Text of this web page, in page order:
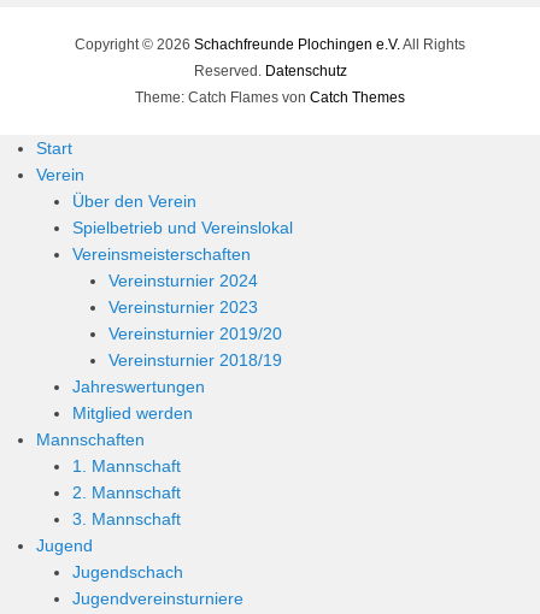
Copyright © 2026 Schachfreunde Plochingen e.V.All Rights
Reserved. Datenschutz
Theme: Catch Flames von Catch Themes
Start
Verein
Über den Verein
Spielbetrieb und Vereinslokal
Vereinsmeisterschaften
Vereinsturnier 2024
Vereinsturnier 2023
Vereinsturnier 2019/20
Vereinsturnier 2018/19
Jahreswertungen
Mitglied werden
Mannschaften
1. Mannschaft
2. Mannschaft
3. Mannschaft
Jugend
Jugendschach
Jugendvereinsturniere